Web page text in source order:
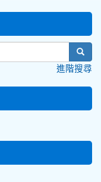
進階搜尋